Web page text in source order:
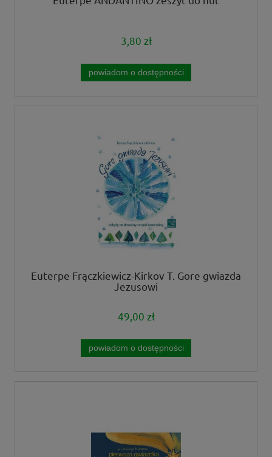
3,80 zł
powiadom o dostępności
Euterpe Frączkiewicz-Kirkov T. Gore gwiazda
Jezusowi
49,00 zł
powiadom o dostępności